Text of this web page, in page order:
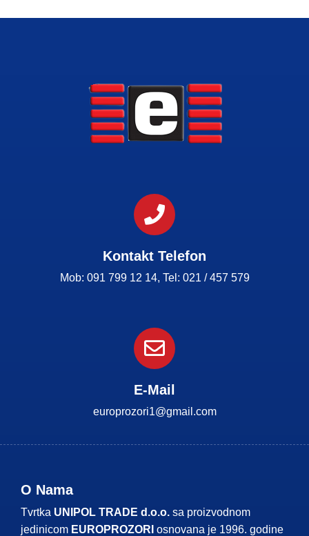
Kontakt Telefon
Mob: 091 799 12 14, Tel: 021 / 457 579
E-Mail
europrozori1@gmail.com
O Nama
Tvrtka UNIPOL TRADE d.o.o. sa proizvodnom
jedinicom EUROPROZORI osnovana je 1996. godine